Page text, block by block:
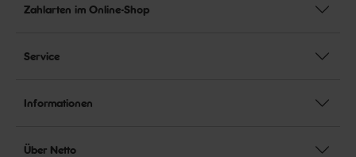
Zahlarten im Online-Shop
Service
Informationen
Über Netto